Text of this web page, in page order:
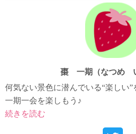
棗 一期（なつめ
何気ない景色に潜んでいる“楽しい”
一期一会を楽しもう♪
続きを読む